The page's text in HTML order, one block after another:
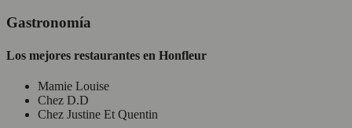
Gastronomía
Los mejores restaurantes en Honfleur
Mamie Louise
Chez D.D
Chez Justine Et Quentin